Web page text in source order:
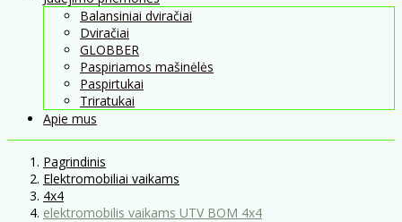
Balansiniai dviračiai
Dviračiai
GLOBBER
Paspiriamos mašinėlės
Paspirtukai
Triratukai
Apie mus
Pagrindinis
Elektromobiliai vaikams
4x4
elektromobilis vaikams UTV BOM 4x4